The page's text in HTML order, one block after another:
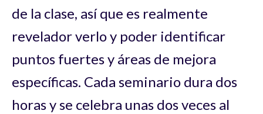
de la clase, así que es realmente
revelador verlo y poder identificar
puntos fuertes y áreas de mejora
específicas. Cada seminario dura dos
horas y se celebra unas dos veces al